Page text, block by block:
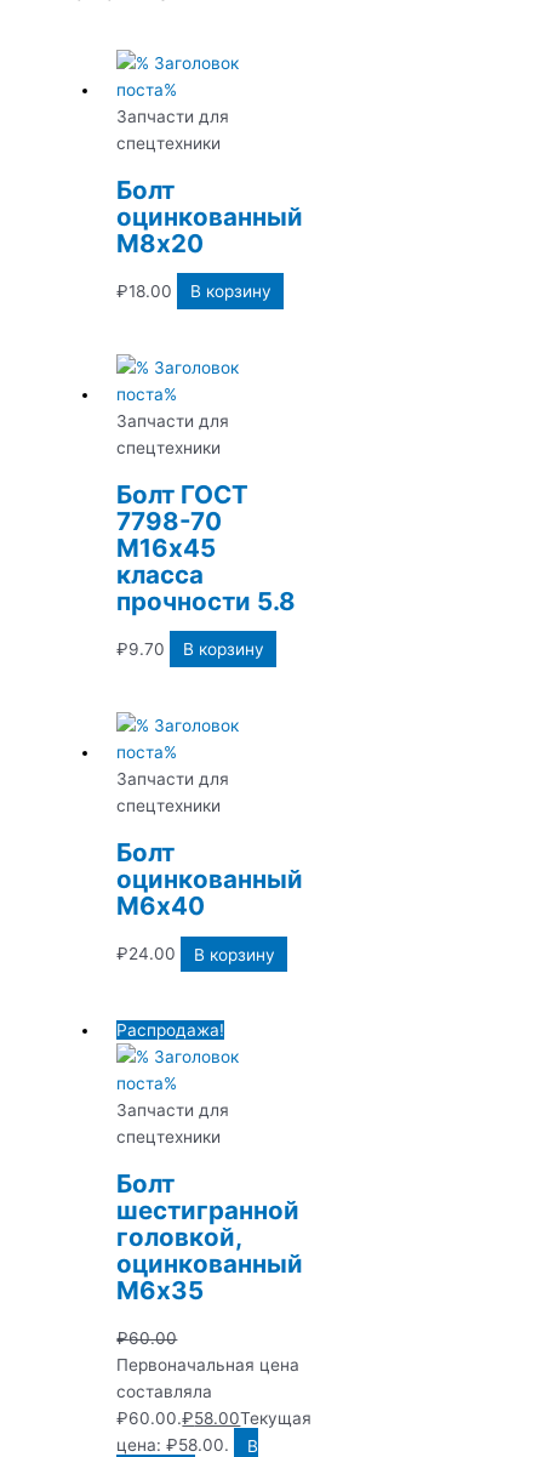
Запчасти для
спецтехники
Болт
оцинкованный
М8х20
₽18.00 В корзину
Запчасти для
спецтехники
Болт ГОСТ
7798-70
М16х45
класса
прочности 5.8
₽9.70 В корзину
Запчасти для
спецтехники
Болт
оцинкованный
М6х40
₽24.00 В корзину
Распродажа!
Запчасти для
спецтехники
Болт
шестигранной
головкой,
оцинкованный
М6х35
₽60.00
Первоначальная цена
составляла
₽60.00.₽58.00Текущая
цена: ₽58.00.
В